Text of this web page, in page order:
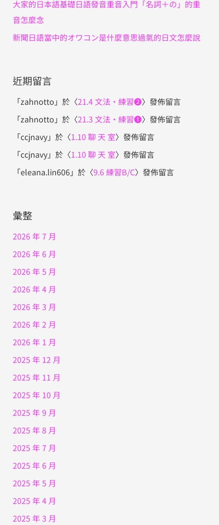
大家的日本語基礎日語發音重音入門「名詞＋の」的重
音怎麼念
新聞日語當中的オワコン是什麼意思過氣的日文怎麼說
近期留言
「zahnotto 」於〈21.4 文法・練習❷〉發佈留言
「zahnotto 」於〈21.3 文法・練習❶〉發佈留言
「ccjnavy」於〈1.10 聊 天 室〉發佈留言
「ccjnavy」於〈1.10 聊 天 室〉發佈留言
「eleana.lin606」於〈9.6 練習B/C〉發佈留言
彙整
2026 年 7 月
2026 年 6 月
2026 年 5 月
2026 年 4 月
2026 年 3 月
2026 年 2 月
2026 年 1 月
2025 年 12 月
2025 年 11 月
2025 年 10 月
2025 年 9 月
2025 年 8 月
2025 年 7 月
2025 年 6 月
2025 年 5 月
2025 年 4 月
2025 年 3 月